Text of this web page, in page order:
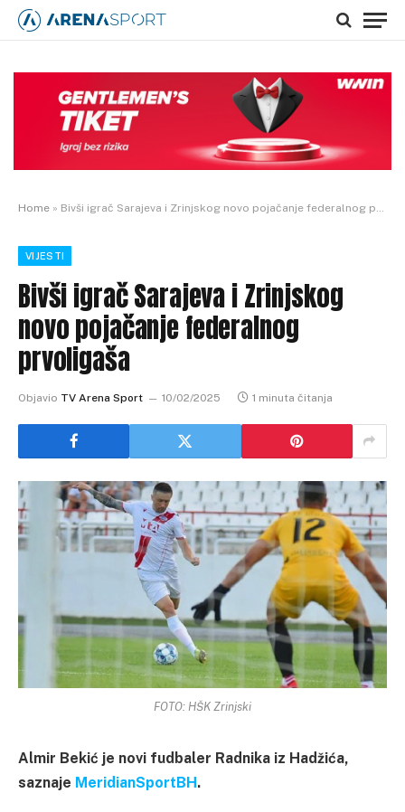
Home » Bivši igrač Sarajeva i Zrinjskog novo pojačanje federalnog prvoligaša
VIJESTI
Bivši igrač Sarajeva i Zrinjskog
novo pojačanje federalnog
prvoligaša
Objavio TV Arena Sport 10/02/2025 1 minuta čitanja
FOTO: HŠK Zrinjski
Almir Bekić je novi fudbaler Radnika iz Hadžića,
saznaje MeridianSportBH.